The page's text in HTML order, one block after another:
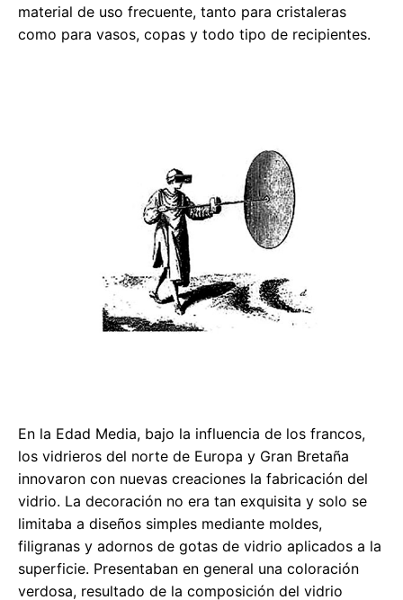
material de uso frecuente, tanto para cristaleras
como para vasos, copas y todo tipo de recipientes.
En la Edad Media, bajo la influencia de los francos,
los vidrieros del norte de Europa y Gran Bretaña
innovaron con nuevas creaciones la fabricación del
vidrio. La decoración no era tan exquisita y solo se
limitaba a diseños simples mediante moldes,
filigranas y adornos de gotas de vidrio aplicados a la
superficie. Presentaban en general una coloración
verdosa, resultado de la composición del vidrio